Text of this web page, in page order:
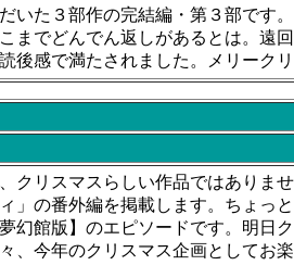
いた３部作の完結編・第３部です
までどんでん返しがあるとは。遠
後感で満たされました。メリークリ
クリスマスらしい作品ではありま
」の番外編を掲載します。ちょっ
幻館版】のエピソードです。明日
、今年のクリスマス企画としてお楽